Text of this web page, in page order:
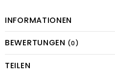
INFORMATIONEN
BEWERTUNGEN (0)
TEILEN